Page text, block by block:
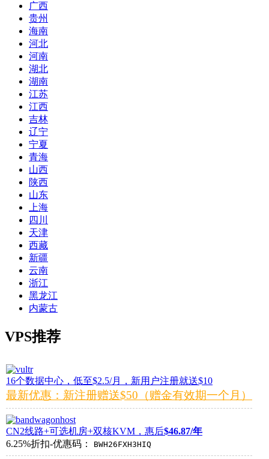
广西
贵州
海南
河北
河南
湖北
湖南
江苏
江西
吉林
辽宁
宁夏
青海
山西
陕西
山东
上海
四川
天津
西藏
新疆
云南
浙江
黑龙江
内蒙古
VPS推荐
16个数据中心，低至$2.5/月，新用户注册就送$10
最新优惠：新注册赠送$50（赠金有效期一个月）
CN2线路+可选机房+双核KVM，惠后$46.87/年
6.25%折扣-优惠码：
BWH26FXH3HIQ